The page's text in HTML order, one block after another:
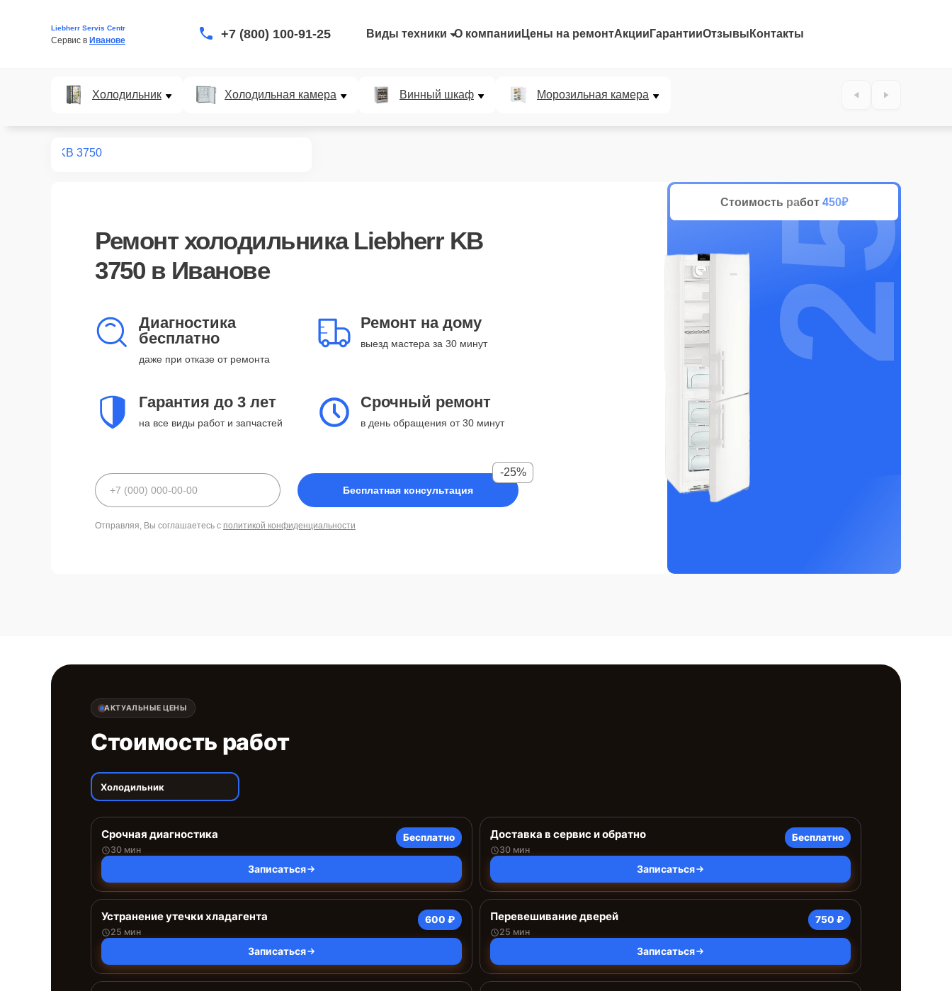
Liebherr Servis Centr
Сервис в Иванове +7 (800) 100-91-25 Виды техники О компании Цены на ремонтАкции ГарантииОтзывы Контакты
Холодильник Холодильная камера Винный шкаф Морозильная камера
KB 3750
Ремонтхолодильника Liebherr KB
3750в Иванове
Диагностика
бесплатно
даже при отказе от ремонта
Ремонт на дому
выезд мастера за 30 минут
Гарантия до 3 лет
на все виды работ и запчастей
Срочный ремонт
в день обращения от 30 минут
Бесплатная консультация
-25%
Отправляя, Вы соглашаетесь с политикой конфиденциальности
Стоимость работ 450₽
25%
АКТУАЛЬНЫЕ ЦЕНЫ
Стоимость работ
Холодильник
Срочная диагностика
30 мин
Бесплатно
Записаться
Доставка в сервис и обратно
30 мин
Бесплатно
Записаться
Устранение утечки хладагента
25 мин
600 ₽
Записаться
Перевешивание дверей
25 мин
750 ₽
Записаться